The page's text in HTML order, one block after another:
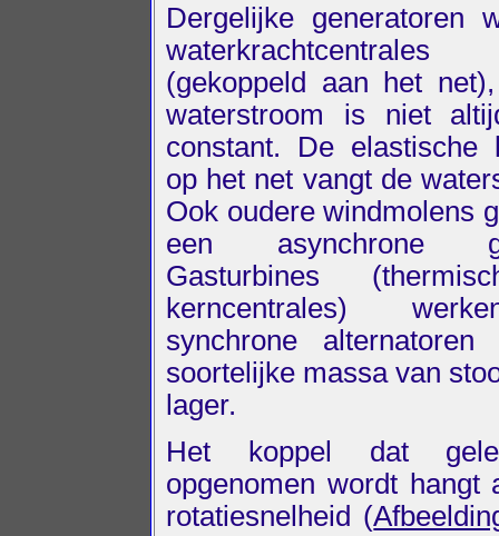
Dergelijke generatoren
waterkrachtcentrales
(gekoppeld aan het
waterstroom is niet
constant. De elastische
op het net vangt de
Ook oudere windmolens
een asynchrone
Gasturbines
kerncentrales)
synchrone
soortelijke massa van
lager.
Het koppel dat
opgenomen wordt hangt
rotatiesnelheid (